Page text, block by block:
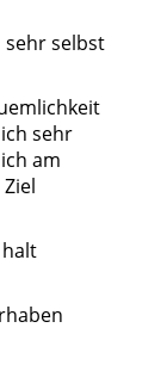
sehr selbst
sehr
am